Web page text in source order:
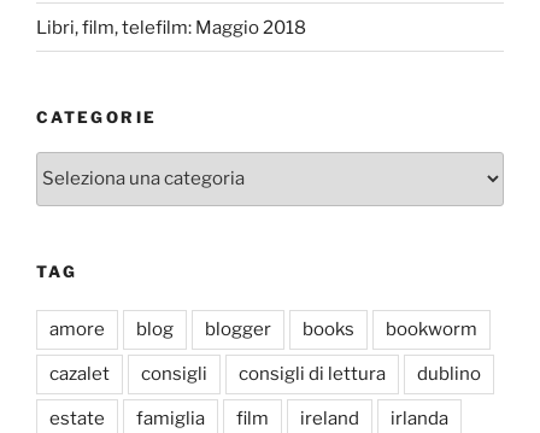
Libri, film, telefilm: Maggio 2018
CATEGORIE
TAG
amore blog blogger books bookworm
cazalet consigli consigli di lettura dublino
estate famiglia film ireland irlanda